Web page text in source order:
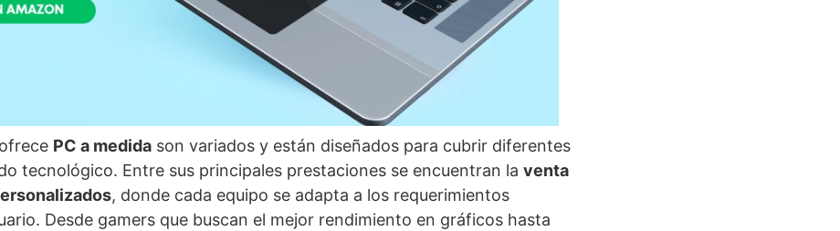
PC a medida son variados y están diseñados para cubrir diferentes
tecnológico. Entre sus principales prestaciones se encuentran la venta
, donde cada equipo se adapta a los requerimientos
Desde gamers que buscan el mejor rendimiento en gráficos hasta